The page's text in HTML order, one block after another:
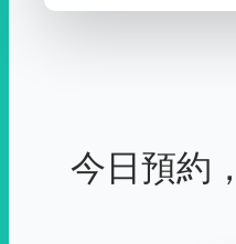
今日預約